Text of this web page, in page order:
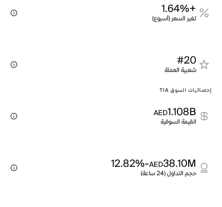
+1.64%
تغير السعر (أسبوع)
#20
شعبية العملة
إحصائيات السوق TIA
1.108B
AED
القيمة السوقية
38.10M
AED
-12.82%
حجم التداول (24 ساعة)